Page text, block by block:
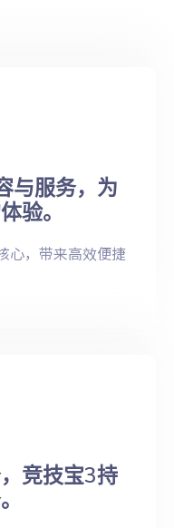
与服务，为
验。
心，带来高效便捷
竞技宝3持